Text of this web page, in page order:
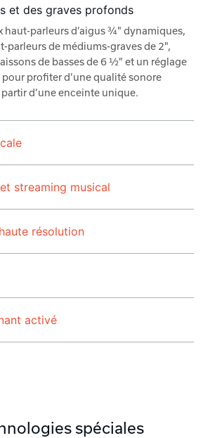
et des graves profonds
haut-parleurs d’aigus ¾" dynamiques,
parleurs de médiums-graves de 2",
de basses de 6 ½" et un réglage
profiter d’une qualité sonore
d’une enceinte unique.
streaming musical
résolution
activé
spéciales